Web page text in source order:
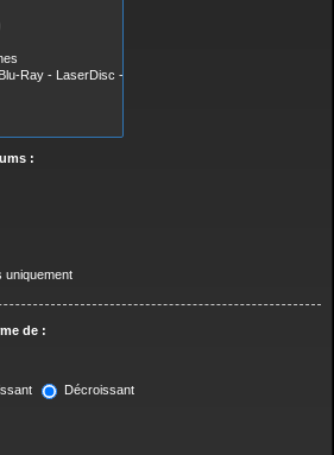
:
uniquement
de :
Décroissant